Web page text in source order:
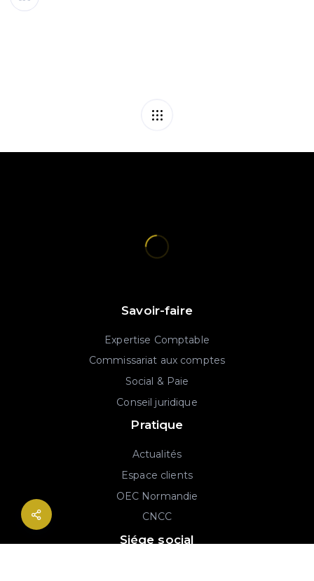
Savoir-faire
Expertise Comptable
Commissariat aux comptes
Social & Paie
Conseil juridique
Pratique
Actualités
Espace clients
OEC Normandie
CNCC
Siége social